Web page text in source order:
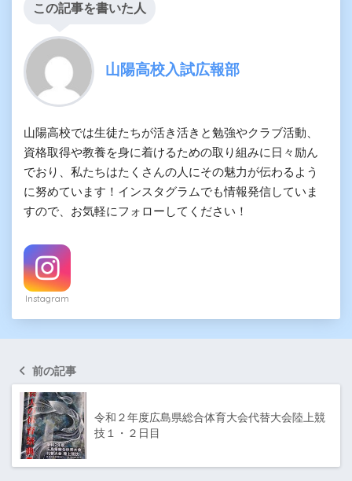
この記事を書いた人
山陽高校入試広報部
山陽高校では生徒たちが活き活きと勉強やクラブ活動、
資格取得や教養を身に着けるための取り組みに日々励ん
でおり、私たちはたくさんの人にその魅力が伝わるよう
に努めています！インスタグラムでも情報発信していま
すので、お気軽にフォローしてください！
Instagram
前の記事
令和２年度広島県総合体育大会代替大会陸上競
技１・２日目